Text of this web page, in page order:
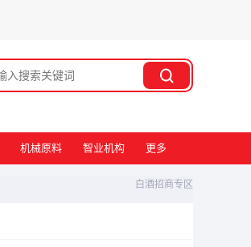
机械原料 智业机构 更多
白酒招商专区